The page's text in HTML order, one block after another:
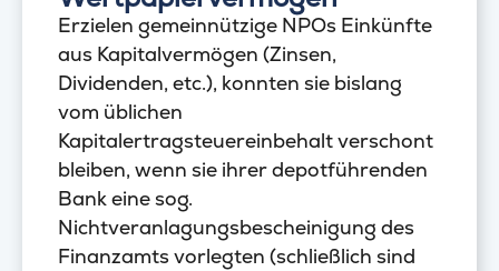
Erzielen gemeinnützige NPOs Einkünfte
aus Kapitalvermögen (Zinsen,
Dividenden, etc.), konnten sie bislang
vom üblichen
Kapitalertragsteuereinbehalt verschont
bleiben, wenn sie ihrer depotführenden
Bank eine sog.
Nichtveranlagungsbescheinigung des
Finanzamts vorlegten (schließlich sind